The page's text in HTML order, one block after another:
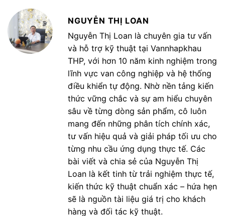
NGUYỄN THỊ LOAN
Nguyễn Thị Loan là chuyên gia tư vấn
và hỗ trợ kỹ thuật tại Vannhapkhau
THP, với hơn 10 năm kinh nghiệm trong
lĩnh vực van công nghiệp và hệ thống
điều khiển tự động. Nhờ nền tảng kiến
thức vững chắc và sự am hiểu chuyên
sâu về từng dòng sản phẩm, cô luôn
mang đến những phân tích chính xác,
tư vấn hiệu quả và giải pháp tối ưu cho
từng nhu cầu ứng dụng thực tế. Các
bài viết và chia sẻ của Nguyễn Thị
Loan là kết tinh từ trải nghiệm thực tế,
kiến thức kỹ thuật chuẩn xác – hứa hẹn
sẽ là nguồn tài liệu giá trị cho khách
hàng và đối tác kỹ thuật.